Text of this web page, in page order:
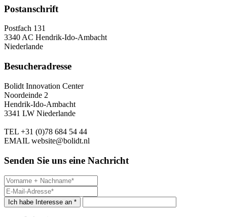
Postanschrift
Postfach 131
3340 AC Hendrik-Ido-Ambacht
Niederlande
Besucheradresse
Bolidt Innovation Center
Noordeinde 2
Hendrik-Ido-Ambacht
3341 LW Niederlande
TEL +31 (0)78 684 54 44
EMAIL website@bolidt.nl
Senden Sie uns eine Nachricht
Ich habe Interesse an *